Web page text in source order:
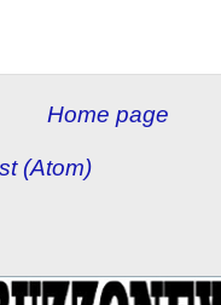
Home page
(Atom)